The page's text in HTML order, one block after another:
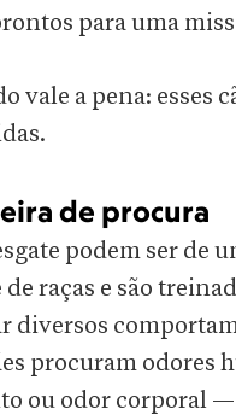
para uma
vale a pena: esses
de procura
podem ser de
raças e são
diversos
procuram odores
ou odor corporal